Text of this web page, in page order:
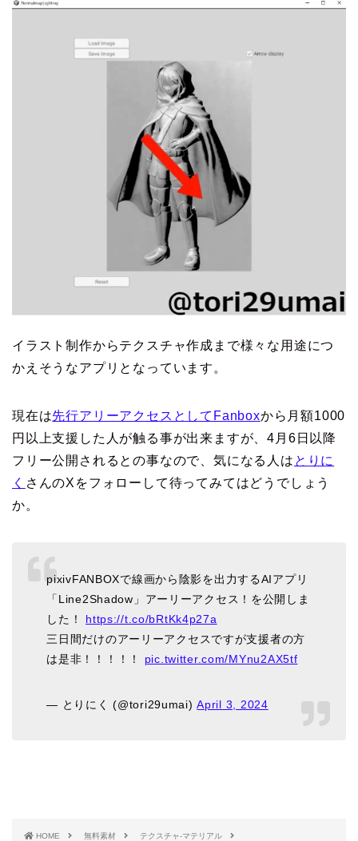
イラスト制作からテクスチャ作成まで様々な用途につ
かえそうなアプリとなっています。
現在は先行アリーアクセスとしてFanboxから月額1000
円以上支援した人が触る事が出来ますが、4月6日以降
フリー公開されるとの事なので、気になる人は とりに
く さんのXをフォローして待ってみてはどうでしょう
か。
pixivFANBOXで線画から陰影を出力するAIアプリ
「Line2Shadow」アーリーアクセス！を公開しま
した！ https://t.co/bRtKk4p27a
三日間だけのアーリーアクセスですが支援者の方
は是非！！！！！ pic.twitter.com/MYnu2AX5tf
— とりにく (@tori29umai)April 3, 2024
HOME 無料素材
テクスチャ-マテリアル